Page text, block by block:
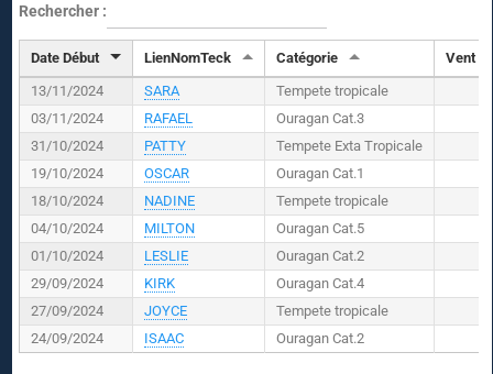
Rechercher :
Date Début LienNomTeck Catégorie Vent (
13/11/2024
SARA
Tempete tropicale
03/11/2024
RAFAEL
Ouragan Cat.3
31/10/2024
PATTY
Tempete Exta Tropicale
19/10/2024
OSCAR
Ouragan Cat.1
18/10/2024
NADINE
Tempete tropicale
04/10/2024
MILTON
Ouragan Cat.5
01/10/2024
LESLIE
Ouragan Cat.2
29/09/2024
KIRK
Ouragan Cat.4
27/09/2024
JOYCE
Tempete tropicale
24/09/2024
ISAAC Ouragan Cat.2